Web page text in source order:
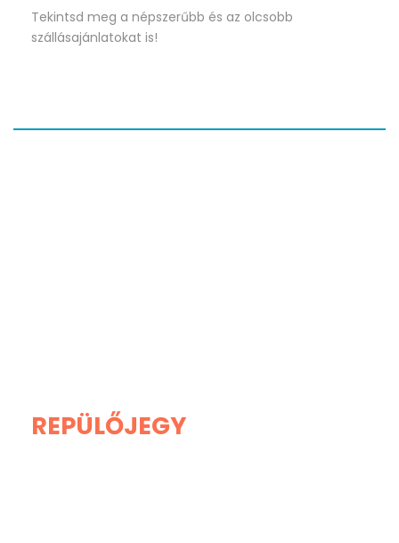
Tekintsd meg a népszerűbb és az olcsobb
szállásajánlatokat is!
REPÜLŐJEGY